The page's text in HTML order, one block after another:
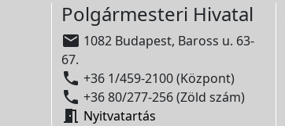
Polgármesteri Hivatal
 1082 Budapest, Baross u. 63-
67.
 +36 1/459-2100 (Központ)
 +36 80/277-256 (Zöld szám)
 Nyitvatartás